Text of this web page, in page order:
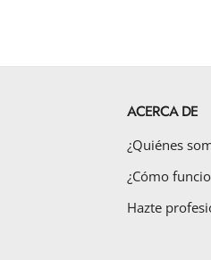
ACERCA DE
¿Quiénes
¿Cómo
Hazte